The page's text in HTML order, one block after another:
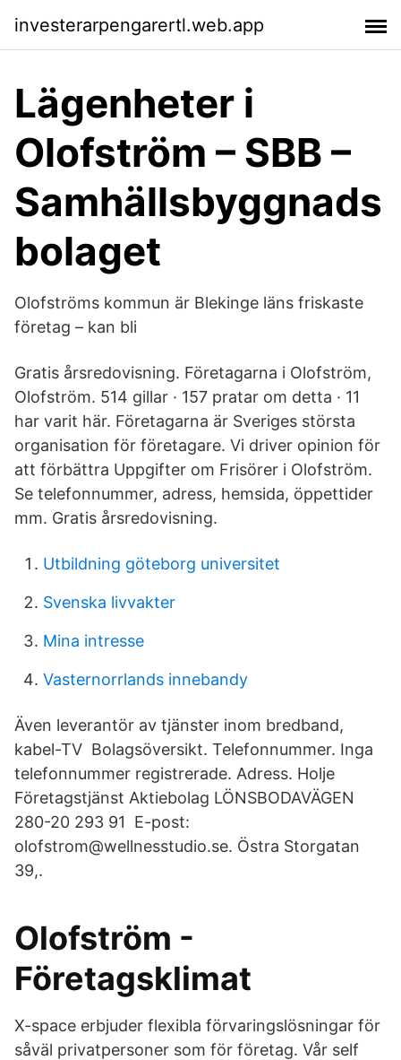
investerarpengarertl.web.app
Lägenheter i
Olofström – SBB –
Samhällsbyggnads
bolaget
Olofströms kommun är Blekinge läns friskaste
företag – kan bli
Gratis årsredovisning. Företagarna i Olofström,
Olofström. 514 gillar · 157 pratar om detta · 11
har varit här. Företagarna är Sveriges största
organisation för företagare. Vi driver opinion för
att förbättra Uppgifter om Frisörer i Olofström.
Se telefonnummer, adress, hemsida, öppettider
mm. Gratis årsredovisning.
Utbildning göteborg universitet
Svenska livvakter
Mina intresse
Vasternorrlands innebandy
Även leverantör av tjänster inom bredband,
kabel-TV Bolagsöversikt. Telefonnummer. Inga
telefonnummer registrerade. Adress. Holje
Företagstjänst Aktiebolag LÖNSBODAVÄGEN
280-20 293 91 E-post:
olofstrom@wellnesstudio.se. Östra Storgatan
39,.
Olofström -
Företagsklimat
X-space erbjuder flexibla förvaringslösningar för
såväl privatpersoner som för företag. Vår self